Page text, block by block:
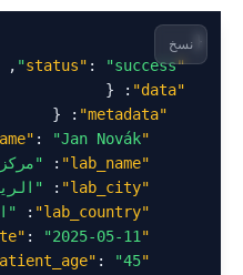
"status"
: "success"
"data"
"metadata"
"patient_name"
: "Jan Novák"
"lab_name"
: "مركز BioLAB الطبي"
"lab_city"
:
"lab_country"
:
"lab_date"
: "2025-05-11"
"patient_age"
: "45"
نسخ